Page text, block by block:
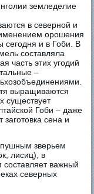
земледелие
в северной и
орошения
сегодня и в Гоби. В
составляла
часть этих угодий
–
выращиваются
существует
Гоби – даже
сена и
пушным зверьем
лисиц), в
составляет важный
северных